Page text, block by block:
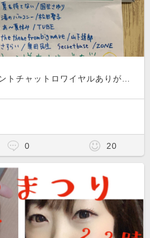
ットロワイヤルありがとうございましたーーー
0 20